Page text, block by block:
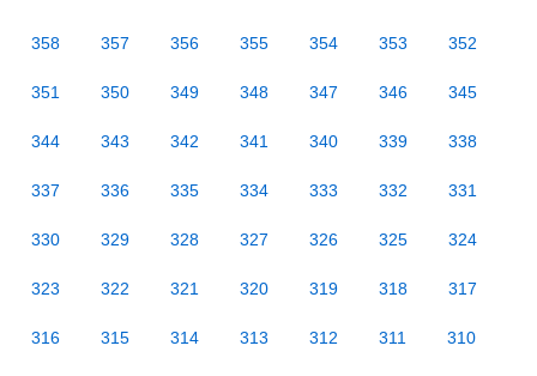
358 357 356 355 354 353 352
351 350 349 348 347 346 345
344 343 342 341 340 339 338
337 336 335 334 333 332 331
330 329 328 327 326 325 324
323 322 321 320 319 318 317
316 315 314 313 312 311 310